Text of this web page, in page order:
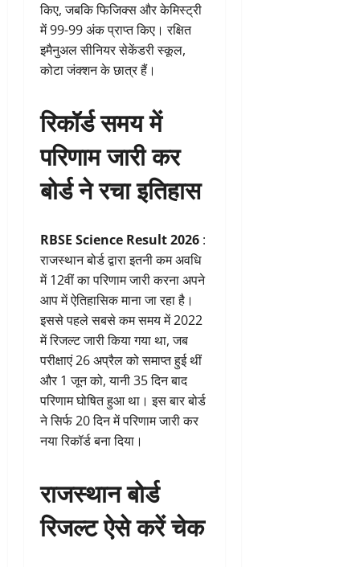
किए, जबकि फिजिक्स और केमिस्ट्री
में 99-99 अंक प्राप्त किए। रक्षित
इमैनुअल सीनियर सेकेंडरी स्कूल,
कोटा जंक्शन के छात्र हैं।
रिकॉर्ड समय में
परिणाम जारी कर
बोर्ड ने रचा इतिहास
RBSE Science Result 2026 :
राजस्थान बोर्ड द्वारा इतनी कम अवधि
में 12वीं का परिणाम जारी करना अपने
आप में ऐतिहासिक माना जा रहा है।
इससे पहले सबसे कम समय में 2022
में रिजल्ट जारी किया गया था, जब
परीक्षाएं 26 अप्रैल को समाप्त हुई थीं
और 1 जून को, यानी 35 दिन बाद
परिणाम घोषित हुआ था। इस बार बोर्ड
ने सिर्फ 20 दिन में परिणाम जारी कर
नया रिकॉर्ड बना दिया।
राजस्थान बोर्ड
रिजल्ट ऐसे करें चेक